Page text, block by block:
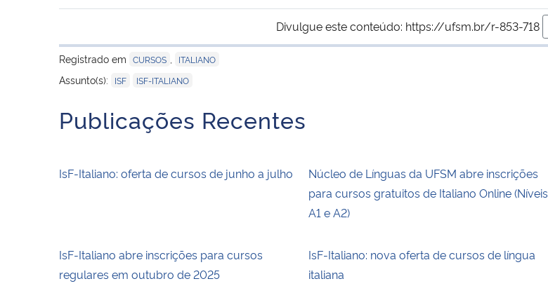
Divulgue este conteúdo: https://ufsm.br/r-853-718
Registrado em CURSOS ITALIANO
Assunto(s): ISF ISF-ITALIANO
Publicações Recentes
IsF-Italiano: oferta de cursos de junho a julho
Núcleo de Línguas da UFSM abre inscrições
para cursos gratuitos de Italiano Online (Níveis
A1 e A2)
IsF-Italiano abre inscrições para cursos
regulares em outubro de 2025
IsF-Italiano: nova oferta de cursos de língua
italiana